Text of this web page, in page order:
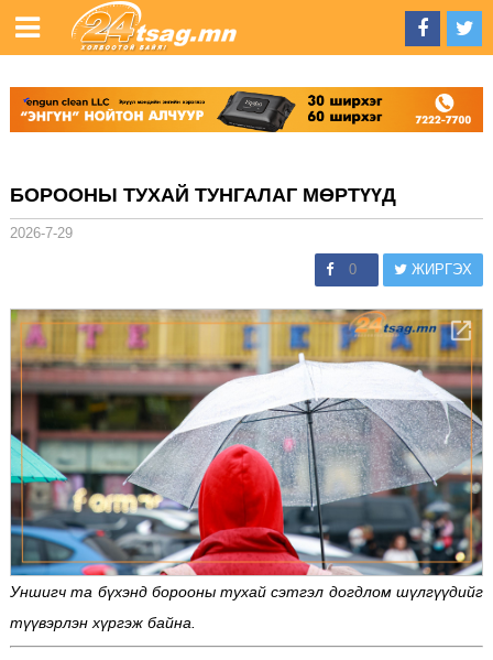
БОРООНЫ ТУХАЙ ТУНГАЛАГ МӨРТҮҮД
2026-7-29
0 ЖИРГЭХ
Уншигч та бүхэнд борооны тухай сэтгэл догдлом шүлгүүдийг
түүвэрлэн хүргэж байна.